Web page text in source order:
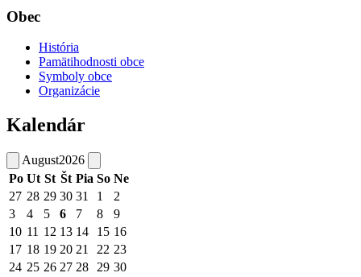
Obec
História
Pamätihodnosti obce
Symboly obce
Organizácie
Kalendár
August2026
Po Ut St Št Pia So Ne
27 28 29 30 31 1
2
3
4 5 6 7 8
9
10 11 12 13 14 15 16
17 18 19 20 21 22 23
24 25 26 27 28 29 30